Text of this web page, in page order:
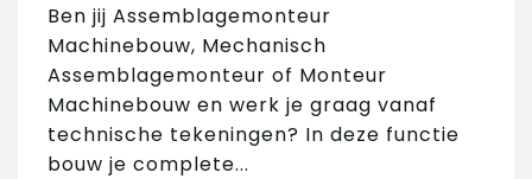
Ben jij Assemblagemonteur
Machinebouw, Mechanisch
Assemblagemonteur of Monteur
Machinebouw en werk je graag vanaf
technische tekeningen? In deze functie
bouw je complete...